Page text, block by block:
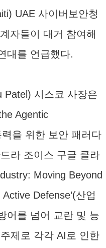
UAE 사이버보안청
자들이 대거 참여해
대를 언급했다.
Patel) 시스코 사장은
Agentic
을 위한 보안 패러다
라 조이스 구글 클라
Moving Beyond
Defense’(산업
어를 넘어 교란 및 능
제로 각각 AI로 인한